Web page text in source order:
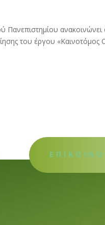
Πανεπιστημίου
του έργου «Καινοτόμος